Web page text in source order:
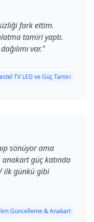
fark ettim.
tamiri yaptı.
var."
TV LED ve Güç Tamiri
sönüyor ama
anakart güç katında
ilk günkü gibi
Güncelleme & Anakart